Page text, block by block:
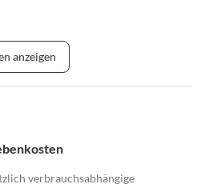
anzeigen
verbrauchsabhängige